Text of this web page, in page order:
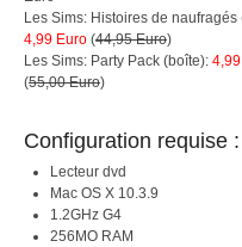
Les Sims: Histoires de naufragés
4,99 Euro (44,95 Euro)
Les Sims: Party Pack (boîte):
(55,00 Euro)
Configuration requise :
Lecteur dvd
Mac OS X 10.3.9
1.2GHz G4
256MO RAM